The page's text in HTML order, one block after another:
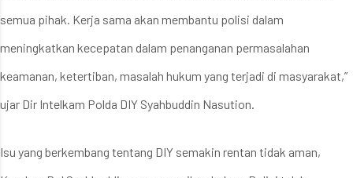
semua pihak. Kerja sama akan membantu polisi dalam
meningkatkan kecepatan dalam penanganan permasalahan
keamanan, ketertiban, masalah hukum yang terjadi di masyarakat,”
ujar Dir Intelkam Polda DIY Syahbuddin Nasution.
Isu yang berkembang tentang DIY semakin rentan tidak aman,